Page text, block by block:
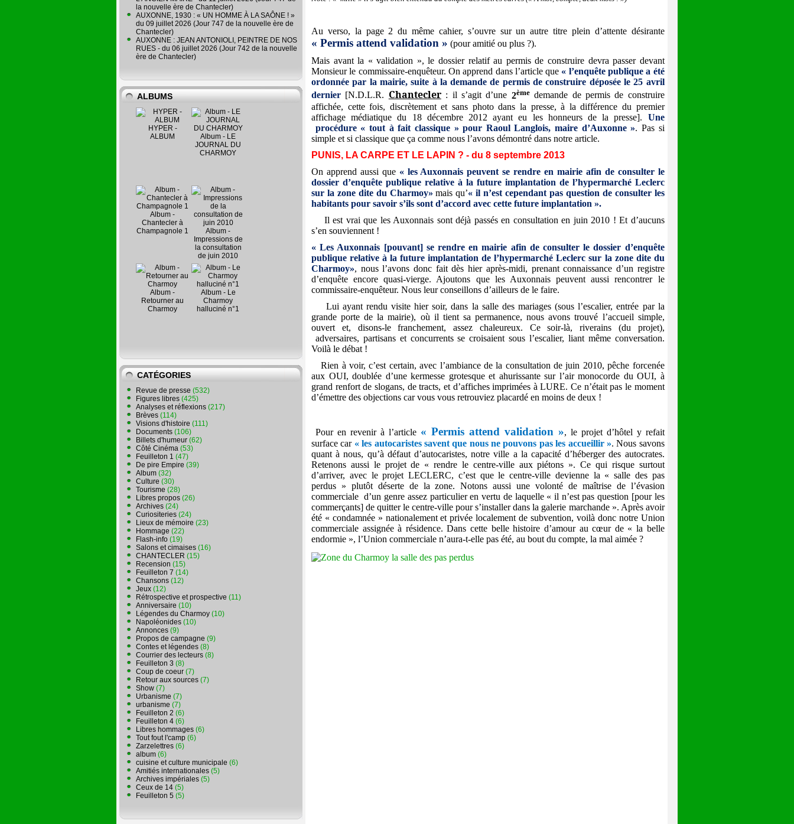
la nouvelle ère de Chantecler)
AUXONNE, 1930 : « UN HOMME À LA SAÔNE ! »
du 09 juillet 2026 (Jour 747 de la nouvelle ère de
Chantecler)
AUXONNE : JEAN ANTONIOLI, PEINTRE DE NOS
RUES - du 06 juillet 2026 (Jour 742 de la nouvelle
ère de Chantecler)
ALBUMS
HYPER -
ALBUM
Album - LE
JOURNAL DU
CHARMOY
Album -
Chantecler à
Champagnole 1
Album -
Impressions de
la consultation
de juin 2010
Album -
Retourner au
Charmoy
Album - Le
Charmoy
halluciné n°1
CATÉGORIES
Revue de presse (532)
Figures libres (425)
Analyses et réflexions (217)
Brèves (114)
Visions d'histoire (111)
Documents (106)
Billets d'humeur (62)
Côté Cinéma (53)
Feuilleton 1 (47)
De pire Empire (39)
Album (32)
Culture (30)
Tourisme (28)
Libres propos (26)
Archives (24)
Curiositeries (24)
Lieux de mémoire (23)
Hommage (22)
Flash-info (19)
Salons et cimaises (16)
CHANTECLER (15)
Recension (15)
Feuilleton 7 (14)
Chansons (12)
Jeux (12)
Rétrospective et prospective (11)
Anniversaire (10)
Légendes du Charmoy (10)
Napoléonides (10)
Annonces (9)
Propos de campagne (9)
Contes et légendes (8)
Courrier des lecteurs (8)
Feuilleton 3 (8)
Coup de coeur (7)
Retour aux sources (7)
Show (7)
Urbanisme (7)
urbanisme (7)
Feuilleton 2 (6)
Feuilleton 4 (6)
Libres hommages (6)
Tout fout l'camp (6)
Zarzelettres (6)
album (6)
cuisine et culture municipale (6)
Amitiés internationales (5)
Archives impériales (5)
Ceux de 14 (5)
Feuilleton 5 (5)
Au verso, la page 2 du même cahier, s’ouvre sur un autre titre plein d’attente désirante
« Permis attend validation » (pour amitié ou plus ?).
Mais avant la « validation », le dossier relatif au permis de construire devra passer devant
Monsieur le commissaire-enquêteur. On apprend dans l’article que « l’enquête publique a été
ordonnée par la mairie, suite à la demande de permis de construire déposée le 25 avril
dernier [N.D.L.R. Chantecler: il s’agit d’une 2èmedemande de permis de construire
affichée, cette fois, discrètement et sans photo dans la presse, à la différence du premier
affichage médiatique du 18 décembre 2012 ayant eu les honneurs de la presse]. Une
procédure « tout à fait classique » pour Raoul Langlois, maire d’Auxonne ». Pas si
simple et si classique que ça comme nous l’avons démontré dans notre article.
PUNIS, LA CARPE ET LE LAPIN ? - du 8 septembre 2013
On apprend aussi que « les Auxonnais peuvent se rendre en mairie afin de consulter le
dossier d’enquête publique relative à la future implantation de l’hypermarché Leclerc
sur la zone dite du Charmoy» mais qu’« il n’est cependant pas question de consulter les
habitants pour savoir s’ils sont d’accord avec cette future implantation ».
Il est vrai que les Auxonnais sont déjà passés en consultation en juin 2010 ! Et d’aucuns
s’en souviennent !
« Les Auxonnais [pouvant] se rendre en mairie afin de consulter le dossier d’enquête
publique relative à la future implantation de l’hypermarché Leclerc sur la zone dite du
Charmoy», nous l’avons donc fait dès hier après-midi, prenant connaissance d’un registre
d’enquête encore quasi-vierge. Ajoutons que les Auxonnais peuvent aussi rencontrer le
commissaire-enquêteur. Nous leur conseillons d’ailleurs de le faire.
Lui ayant rendu visite hier soir, dans la salle des mariages (sous l’escalier, entrée par la
grande porte de la mairie), où il tient sa permanence, nous avons trouvé l’accueil simple,
ouvert et, disons-le franchement, assez chaleureux. Ce soir-là, riverains (du projet),
adversaires, partisans et concurrents se croisaient sous l’escalier, liant même conversation.
Voilà le débat !
Rien à voir, c’est certain, avec l’ambiance de la consultation de juin 2010, pêche forcenée
aux OUI, doublée d’une kermesse grotesque et ahurissante sur l’air monocorde du OUI, à
grand renfort de slogans, de tracts, et d’affiches imprimées à LURE. Ce n’était pas le moment
d’émettre des objections car vous vous retrouviez placardé en moins de deux !
Pour en revenir à l’article « Permis attend validation », le projet d’hôtel y refait
surface car « les autocaristes savent que nous ne pouvons pas les accueillir ». Nous savons
quant à nous, qu’à défaut d’autocaristes, notre ville a la capacité d’héberger des autocrates.
Retenons aussi le projet de « rendre le centre-ville aux piétons ». Ce qui risque surtout
d’arriver, avec le projet LECLERC, c’est que le centre-ville devienne la « salle des pas
perdus » plutôt déserte de la zone. Notons aussi une volonté de maîtrise de l’évasion
commerciale d’un genre assez particulier en vertu de laquelle « il n’est pas question [pour les
commerçants] de quitter le centre-ville pour s’installer dans la galerie marchande ». Après avoir
été « condamnée » nationalement et privée localement de subvention, voilà donc notre Union
commerciale assignée à résidence. Dans cette belle histoire d’amour au cœur de « la belle
endormie », l’Union commerciale n’aura-t-elle pas été, au bout du compte, la mal aimée ?